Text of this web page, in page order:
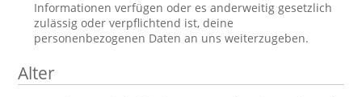
Informationen verfügen oder es anderweitig gesetzlich
zulässig oder verpflichtend ist, deine
personenbezogenen Daten an uns weiterzugeben.
Alter